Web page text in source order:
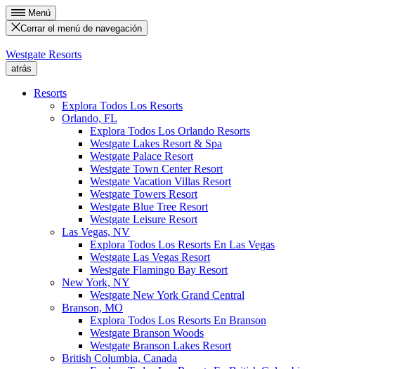
Menú
Cerrar el menú de navegación
Westgate Resorts
atrás
Resorts
Explora Todos Los Resorts
Orlando, FL
Explora Todos Los Orlando Resorts
Westgate Lakes Resort & Spa
Westgate Palace Resort
Westgate Town Center Resort
Westgate Vacation Villas Resort
Westgate Towers Resort
Westgate Blue Tree Resort
Westgate Leisure Resort
Las Vegas, NV
Explora Todos Los Resorts En Las Vegas
Westgate Las Vegas Resort
Westgate Flamingo Bay Resort
New York, NY
Westgate New York Grand Central
Branson, MO
Explora Todos Los Resorts En Branson
Westgate Branson Woods
Westgate Branson Lakes Resort
British Columbia, Canada